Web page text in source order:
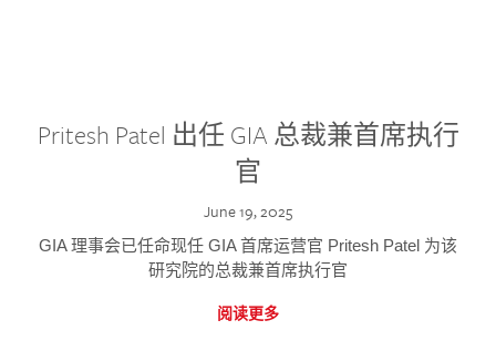
Pritesh Patel 出任 GIA 总裁兼首席执行
官
June 19, 2025
GIA 理事会已任命现任 GIA 首席运营官 Pritesh Patel 为该
研究院的总裁兼首席执行官
阅读更多